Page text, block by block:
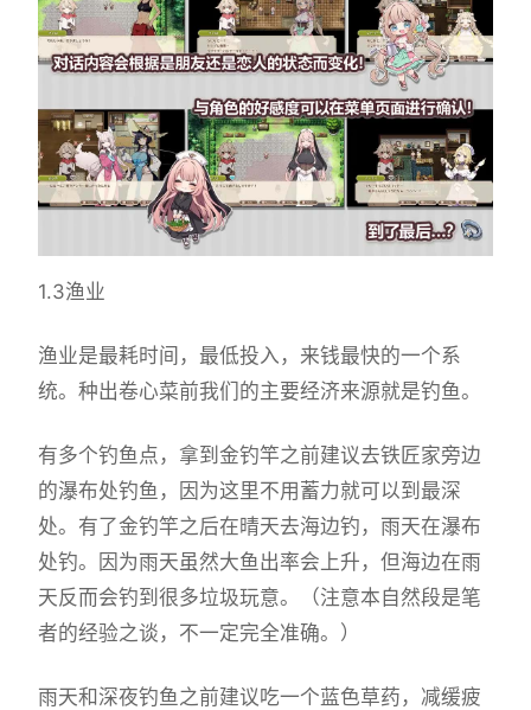
1.3渔业
渔业是最耗时间，最低投入，来钱最快的一个系
统。种出卷心菜前我们的主要经济来源就是钓鱼。
有多个钓鱼点，拿到金钓竿之前建议去铁匠家旁边
的瀑布处钓鱼，因为这里不用蓄力就可以到最深
处。有了金钓竿之后在晴天去海边钓，雨天在瀑布
处钓。因为雨天虽然大鱼出率会上升，但海边在雨
天反而会钓到很多垃圾玩意。（注意本自然段是笔
者的经验之谈，不一定完全准确。）
雨天和深夜钓鱼之前建议吃一个蓝色草药，减缓疲